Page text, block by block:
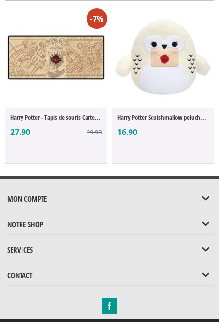
-7%
Harry Potter - Tapis de souris Carte du M...
27.90 29.90
Harry Potter Squishmallow peluche Hedwig ...
16.90
MON COMPTE
NOTRE SHOP
SERVICES
CONTACT